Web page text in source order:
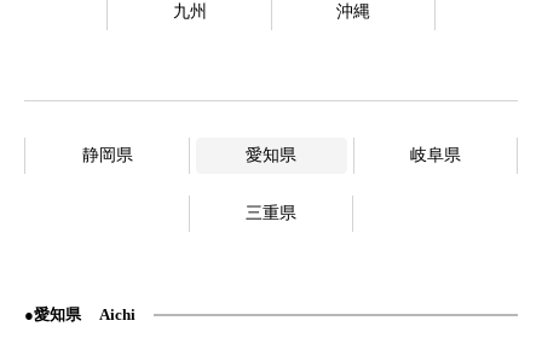
九州 沖縄
静岡県 愛知県 岐阜県
三重県
愛知県 Aichi